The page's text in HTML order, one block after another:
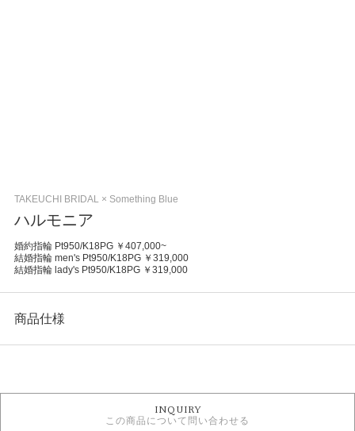
TAKEUCHI BRIDAL × Something Blue
ハルモニア
婚約指輪 Pt950/K18PG ￥407,000~
結婚指輪 men's Pt950/K18PG ￥319,000
結婚指輪 lady's Pt950/K18PG ￥319,000
商品仕様
TAKEUCHI BRIDAL × Something Blue ＞ セットリング
INQUIRY
この商品について問い合わせる